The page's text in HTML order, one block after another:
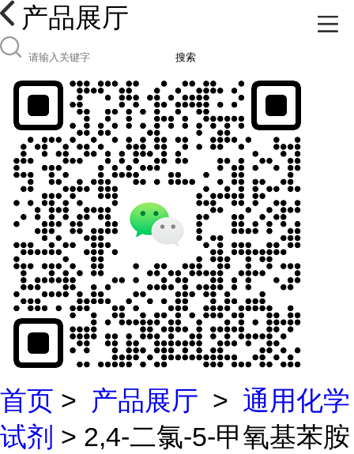
产品展厅
搜索
首页 > 产品展厅 > 通用化学
试剂 > 2,4-二氯-5-甲氧基苯胺